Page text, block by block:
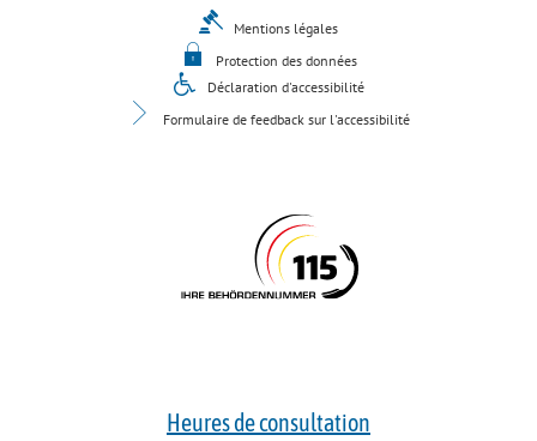
Mentions légales
Protection des données
Déclaration d'accessibilité
Formulaire de feedback sur l'accessibilité
Heures de consultation